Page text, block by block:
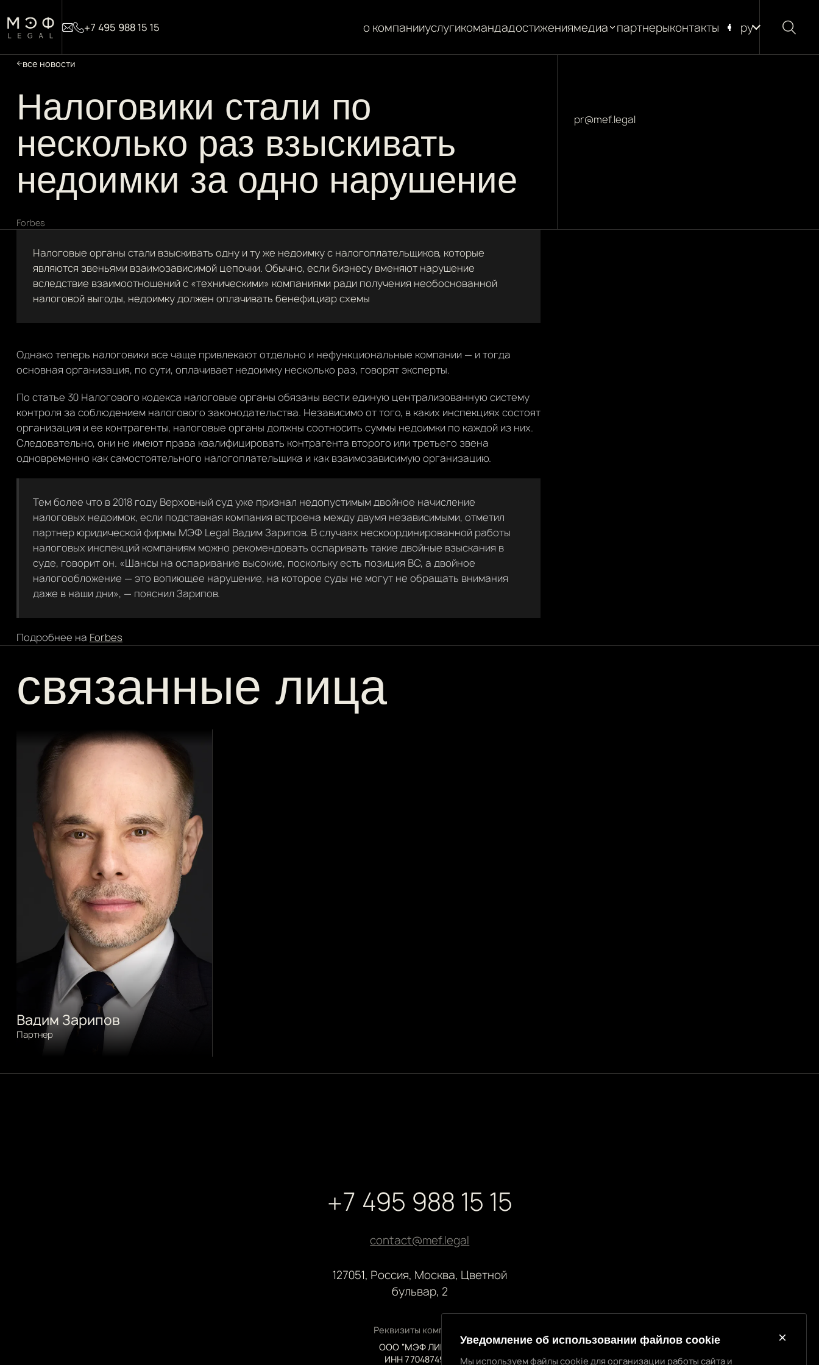
+7 495 988 15 15 о компанииуслугикомандадостижениямедиа
новости
партнерыконтакты ру
все новости
Налоговики стали по
несколько раз взыскивать
недоимки за одно нарушение
Forbes
pr@mef.legal
Налоговые органы стали взыскивать одну и ту же недоимку с налогоплательщиков, которые
являются звеньями взаимозависимой цепочки. Обычно, если бизнесу вменяют нарушение
вследствие взаимоотношений с «техническими» компаниями ради получения необоснованной
налоговой выгоды, недоимку должен оплачивать бенефициар схемы
Однако теперь налоговики все чаще привлекают отдельно и нефункциональные компании — и тогда
основная организация, по сути, оплачивает недоимку несколько раз, говорят эксперты.
По статье 30 Налогового кодекса налоговые органы обязаны вести единую централизованную систему
контроля за соблюдением налогового законодательства. Независимо от того, в каких инспекциях состоят
организация и ее контрагенты, налоговые органы должны соотносить суммы недоимки по каждой из них.
Следовательно, они не имеют права квалифицировать контрагента второго или третьего звена
одновременно как самостоятельного налогоплательщика и как взаимозависимую организацию.
Тем более что в 2018 году Верховный суд уже признал недопустимым двойное начисление
налоговых недоимок, если подставная компания встроена между двумя независимыми, отметил
партнер юридической фирмы МЭФ Legal Вадим Зарипов. В случаях нескоординированной работы
налоговых инспекций компаниям можно рекомендовать оспаривать такие двойные взыскания в
суде, говорит он. «Шансы на оспаривание высокие, поскольку есть позиция ВС, а двойное
налогообложение — это вопиющее нарушение, на которое суды не могут не обращать внимания
даже в наши дни», — пояснил Зарипов.
Подробнее на Forbes
связанные лица
Вадим Зарипов
Партнер
+7 495 988 15 15
contact@mef.legal
127051, Россия, Москва, Цветной
бульвар, 2
Реквизиты компании
ООО “МЭФ ЛИГАЛ”
ИНН 7704874992
Уведомление об использовании файлов cookie
Мы используем файлы cookie для организации работы сайта и